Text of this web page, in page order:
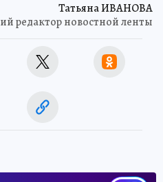
Татьяна ИВАНОВА
редактор новостной ленты